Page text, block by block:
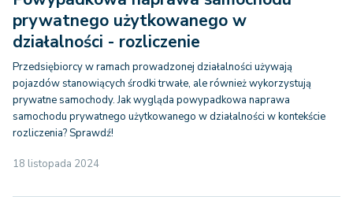
prywatnego użytkowanego w
działalności - rozliczenie
Przedsiębiorcy w ramach prowadzonej działalności używają
pojazdów stanowiących środki trwałe, ale również wykorzystują
prywatne samochody. Jak wygląda powypadkowa naprawa
samochodu prywatnego użytkowanego w działalności w kontekście
rozliczenia? Sprawdź!
18 listopada 2024